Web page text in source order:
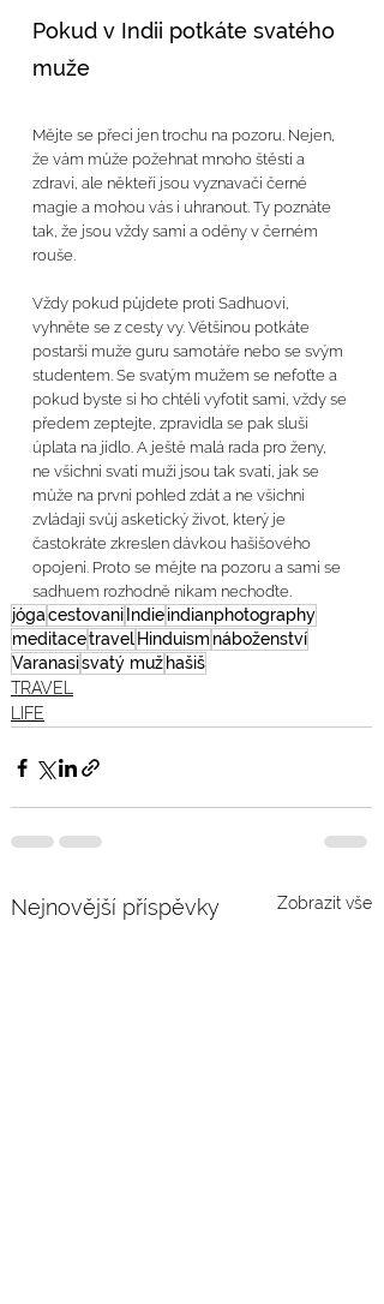
Pokud v Indii potkáte svatého
muže
Mějte se přeci jen trochu na pozoru. Nejen,
že vám může požehnat mnoho štěstí a
zdraví, ale někteří jsou vyznavači černé
magie a mohou vás i uhranout. Ty poznáte
tak, že jsou vždy sami a oděny v černém
rouše.
Vždy pokud půjdete proti Sadhuovi,
vyhněte se z cesty vy. Většinou potkáte
postarší muže guru samotáře nebo se svým
studentem. Se svatým mužem se nefoťte a
pokud byste si ho chtěli vyfotit sami, vždy se
předem zeptejte, zpravidla se pak sluší
úplata na jídlo. A ještě malá rada pro ženy,
ne všichni svatí muži jsou tak svatí, jak se
může na první pohled zdát a ne všichni
zvládají svůj asketický život, který je
častokráte zkreslen dávkou hašišového
opojení. Proto se mějte na pozoru a sami se
sadhuem rozhodně nikam nechoďte.
jógacestovani Indieindianphotography
meditacetravel Hinduism náboženství
Varanasisvatý muž hašiš
TRAVEL
LIFE
Nejnovější příspěvky Zobrazit vše